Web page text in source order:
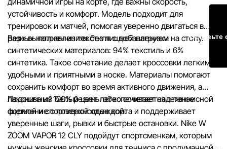
компанией Sportlandia в одностороннем порядке и без
предварительного уведомления.
Наша команда регулярно проверяет и обновляет
сайте, чтобы своевременно выявлять и исправлять
ошибки в кратчайшие разумные сроки.
устойчивость и комфорт. Модель подходит для
тренировок и матчей, помогая уверенно двигаться в
разных направлениях без лишней нагрузки на стопу.
Верх выполнен из текстиля с добавлением
синтетических материалов: 94% текстиль и 6%
синтетика. Такое сочетание делает кроссовки легкими,
удобными и приятными в носке. Материалы помогают
сохранить комфорт во время активного движения, а
лаконичный белый цвет легко сочетается с теннисной
формой и спортивной одеждой.
Подошва из 100% резины обеспечивает надежное
сцепление с поверхностью корта и поддерживает
уверенные шаги, рывки и быстрые остановки. Nike W
ZOOM VAPOR 12 CLY подойдут спортсменкам, которым
Оставьте